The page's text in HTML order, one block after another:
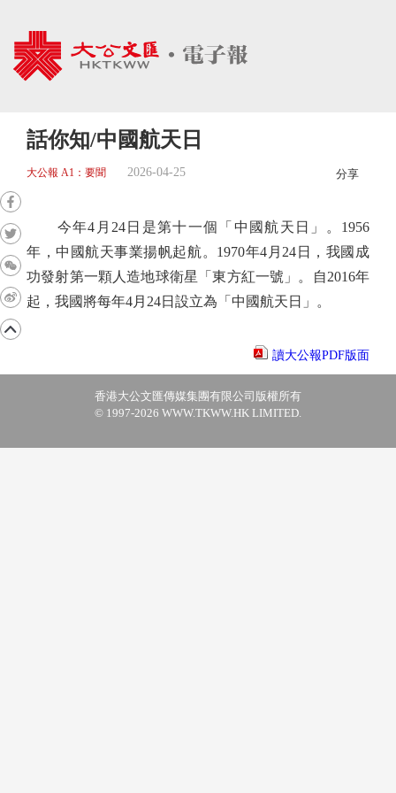
話你知/中國航天日
大公報 A1：要聞 2026-04-25 分享
今年4月24日是第十一個「中國航天日」。1956
年，中國航天事業揚帆起航。1970年4月24日，我國成
功發射第一顆人造地球衛星「東方紅一號」。自2016年
起，我國將每年4月24日設立為「中國航天日」。
讀大公報PDF版面
香港大公文匯傳媒集團有限公司版權所有
© 1997-2026 WWW.TKWW.HK LIMITED.